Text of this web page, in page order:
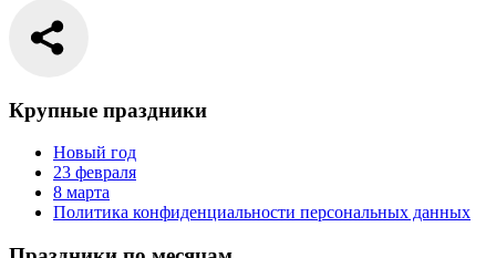
Крупные праздники
Новый год
23 февраля
8 марта
Политика конфиденциальности персональных данных